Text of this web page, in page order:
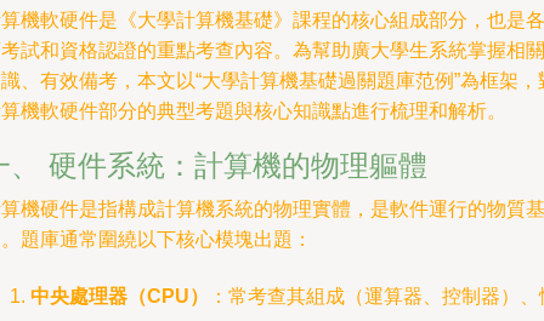
機軟硬件是《大學計算機基礎》課程的核心組成部分，也是各
試和資格認證的重點考查內容。為幫助廣大學生系統掌握相關
、有效備考，本文以“大學計算機基礎過關題庫范例”為框架，
機軟硬件部分的典型考題與核心知識點進行梳理和解析。
、 硬件系統：計算機的物理軀體
機硬件是指構成計算機系統的物理實體，是軟件運行的物質基
題庫通常圍繞以下核心模塊出題：
中央處理器（CPU）
：常考查其組成（運算器、控制器）、